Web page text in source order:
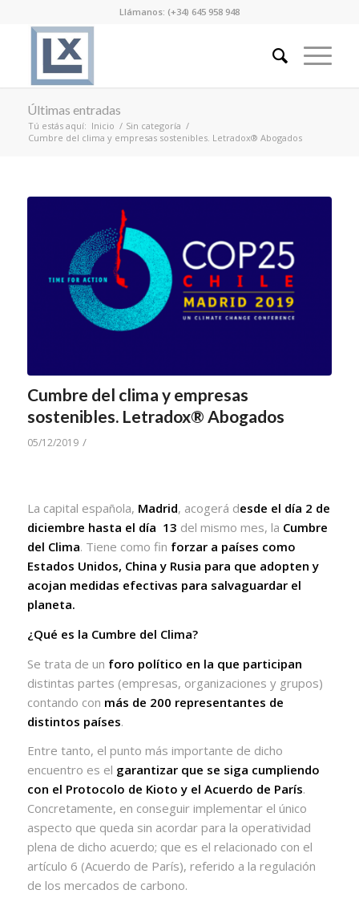
Llámanos: (+34) 645 958 948
Últimas entradas
Tú estás aquí: Inicio / Sin categoría /
Cumbre del clima y empresas sostenibles. Letradox® Abogados
Cumbre del clima y empresas
sostenibles. Letradox® Abogados
05/12/2019 /
La capital española, Madrid, acogerá desde el día 2 de
diciembre hasta el día 13 del mismo mes, la Cumbre
del Clima. Tiene como fin forzar a países como
Estados Unidos, China y Rusia para que adopten y
acojan medidas efectivas para salvaguardar el
planeta.
¿Qué es la Cumbre del Clima?
Se trata de un foro político en la que participan
distintas partes (empresas, organizaciones y grupos)
contando con más de 200 representantes de
distintos países.
Entre tanto, el punto más importante de dicho
encuentro es el garantizar que se siga cumpliendo
con el Protocolo de Kioto y el Acuerdo de París.
Concretamente, en conseguir implementar el único
aspecto que queda sin acordar para la operatividad
plena de dicho acuerdo; que es el relacionado con el
artículo 6 (Acuerdo de París), referido a la regulación
de los mercados de carbono.